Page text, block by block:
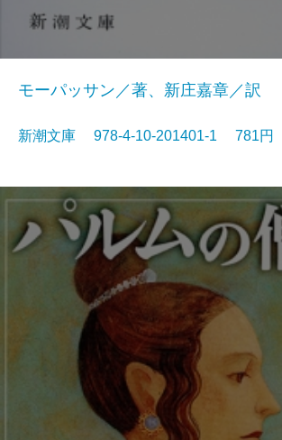
モーパッサン／著、新庄嘉章／訳
新潮文庫 978-4-10-201401-1 781円